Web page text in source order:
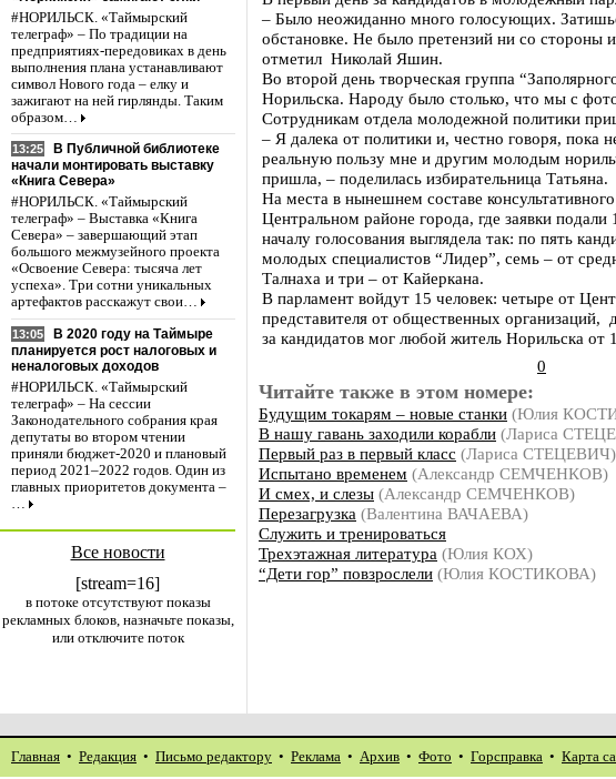
#НОРИЛЬСК. «Таймырский
телеграф» – По традиции на
предприятиях-передовиках в день
выполнения плана устанавливают
символ Нового года – елку и
зажигают на ней гирлянды. Таким
образом…
13:25
В Публичной библиотеке
начали монтировать выставку
«Книга Севера»
#НОРИЛЬСК. «Таймырский
телеграф» – Выставка «Книга
Севера» – завершающий этап
большого межмузейного проекта
«Освоение Севера: тысяча лет
успеха». Три сотни уникальных
артефактов расскажут свои…
13:05
В 2020 году на Таймыре
планируется рост налоговых и
неналоговых доходов
#НОРИЛЬСК. «Таймырский
телеграф» – На сессии
Законодательного собрания края
депутаты во втором чтении
приняли бюджет-2020 и плановый
период 2021–2022 годов. Один из
главных приоритетов документа –
…
Все новости
[stream=16]
в потоке отсутствуют показы
рекламных блоков, назначьте показы,
или отключите поток
– Было неожиданно много голосующих.
обстановке. Не было претензий ни со стороны
отметил Николай Яшин.
Во второй день творческая группа
Норильска. Народу было столько, что мы с
Сотрудникам отдела молодежной политики
– Я далека от политики и, честно говоря,
реальную пользу мне и другим молодым
пришла, – поделилась избирательница Татьяна.
На места в нынешнем составе
Центральном районе города, где заявки
началу голосования выглядела так: по пять
молодых специалистов “Лидер”, семь – от
Талнаха и три – от Кайеркана.
В парламент войдут 15 человек: четыре от
представителя от общественных
за кандидатов мог любой житель Норильска от
0
Читайте также в этом номере:
Будущим токарям – новые станки (Юлия
В нашу гавань заходили корабли (Лариса
Первый раз в первый класс (Лариса СТЕЦЕВИЧ)
Испытано временем (Александр СЕМЧЕНКОВ)
И смех, и слезы (Александр СЕМЧЕНКОВ)
Перезагрузка (Валентина ВАЧАЕВА)
Служить и тренироваться
Трехэтажная литература (Юлия КОХ)
“Дети гор” повзрослели (Юлия КОСТИКОВА)
Главная • Редакция • Письмо редактору • Реклама • Архив • Фото • Горсправка • Карта